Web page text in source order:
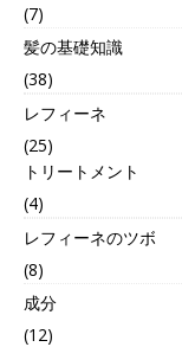
(7)
髪の基礎知識
(38)
レフィーネ
(25)
トリートメント
(4)
レフィーネのツボ
(8)
成分
(12)